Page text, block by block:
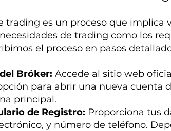
trading es un proceso que implica
de trading como los
el proceso en pasos
Bróker:Accede al sitio web
para abrir una nueva cuenta
principal.
de Registro: Proporciona tus
y número de teléfono.